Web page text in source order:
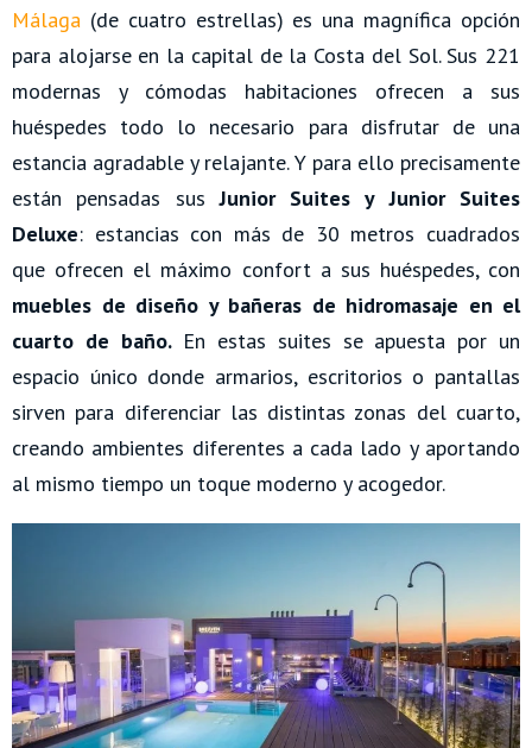
Málaga (de cuatro estrellas) es una magnífica opción
para alojarse en la capital de la Costa del Sol. Sus 221
modernas y cómodas habitaciones ofrecen a sus
huéspedes todo lo necesario para disfrutar de una
estancia agradable y relajante. Y para ello precisamente
están pensadas susJunior Suites y Junior Suites
Deluxe: estancias con más de 30 metros cuadrados
que ofrecen el máximo confort a sus huéspedes, con
muebles de diseño y bañeras de hidromasaje en el
cuarto de baño.En estas suites se apuesta por un
espacio único donde armarios, escritorios o pantallas
sirven para diferenciar las distintas zonas del cuarto,
creando ambientes diferentes a cada lado y aportando
al mismo tiempo un toque moderno y acogedor.